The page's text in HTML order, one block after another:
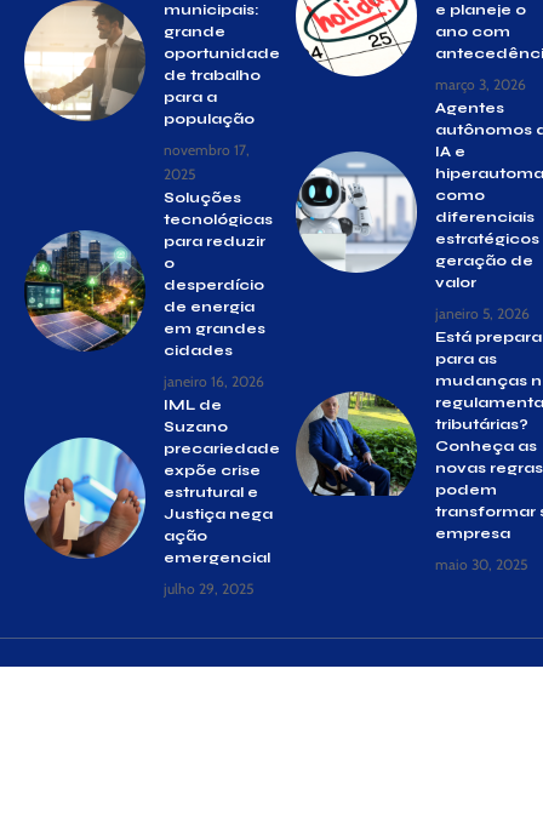
municipais:
grande
oportunidade
de trabalho
para a
população
novembro 17,
2025
Soluções
tecnológicas
para reduzir
o
desperdício
de energia
em grandes
cidades
janeiro 16, 2026
IML de
Suzano
precariedade
expõe crise
estrutural e
Justiça nega
ação
emergencial
julho 29, 2025
e planeje o
ano com
março 3, 2026
Agentes
autônomos
IA e
como
diferenciais
estratégicos
geração de
valor
janeiro 5, 2026
Está
para as
mudanças
tributárias?
Conheça as
novas
podem
transformar
empresa
maio 30, 2025